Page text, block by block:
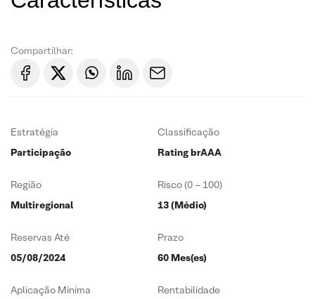
Compartilhar:
Estratégia
Participação
Classificação
Rating brAAA
Região
Multiregional
Risco (0 – 100)
13 (Médio)
Reservas Até
05/08/2024
Prazo
60 Mes(es)
Aplicação Mínima
Rentabilidade